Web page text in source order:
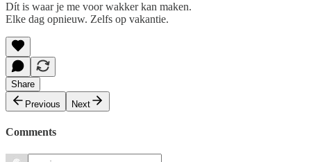
Dít is waar je me voor wakker kan maken.
Elke dag opnieuw. Zelfs op vakantie.
Share
Previous
Next
Comments